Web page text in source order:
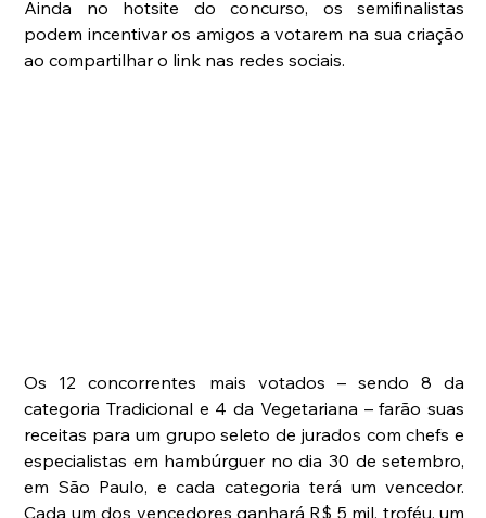
Ainda no hotsite do concurso, os semifinalistas
podem incentivar os amigos a votarem na sua criação
ao compartilhar o link nas redes sociais.
Os 12 concorrentes mais votados – sendo 8 da
categoria Tradicional e 4 da Vegetariana – farão suas
receitas para um grupo seleto de jurados com chefs e
especialistas em hambúrguer no dia 30 de setembro,
em São Paulo, e cada categoria terá um vencedor.
Cada um dos vencedores ganhará R$ 5 mil, troféu, um